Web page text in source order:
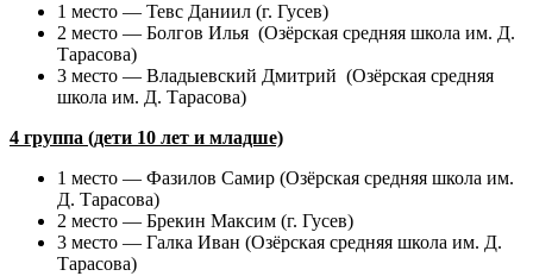
1 место — Тевс Даниил (г. Гусев)
2 место — Болгов Илья (Озёрская средняя школа им. Д.
Тарасова)
3 место — Владыевский Дмитрий (Озёрская средняя
школа им. Д. Тарасова)
4 группа (дети 10 лет и младше)
1 место — Фазилов Самир (Озёрская средняя школа им.
Д. Тарасова)
2 место — Брекин Максим (г. Гусев)
3 место — Галка Иван (Озёрская средняя школа им. Д.
Тарасова)